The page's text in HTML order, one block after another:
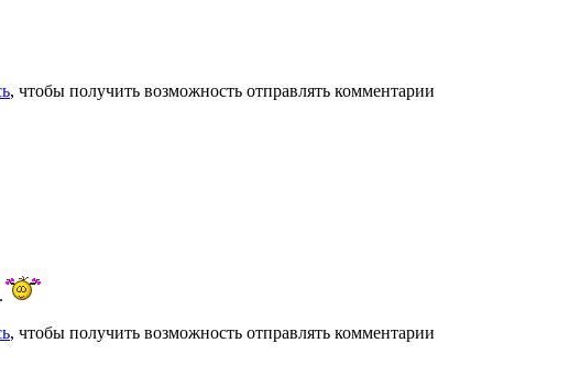
, чтобы получить возможность отправлять комментарии
, чтобы получить возможность отправлять комментарии